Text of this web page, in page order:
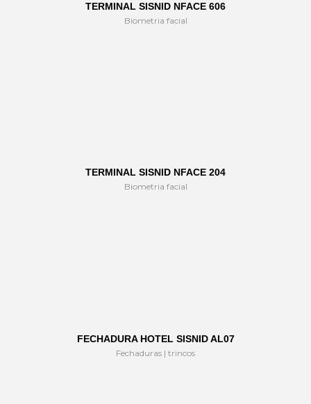
TERMINAL SISNID NFACE 606
Biometria facial
TERMINAL SISNID NFACE 204
Biometria facial
FECHADURA HOTEL SISNID AL07
Fechaduras | trincos